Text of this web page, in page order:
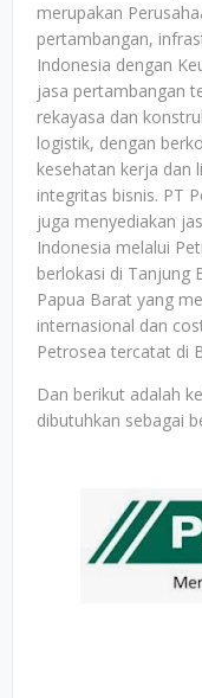
merupakan
pertambangan,
Indonesia dengan
jasa pertambangan
rekayasa dan
logistik, dengan
kesehatan kerja dan
integritas bisnis. PT
juga menyediakan
Indonesia melalui
berlokasi di Tanjung
Papua Barat yang
internasional dan
Petrosea tercatat di
Dan berikut adalah
dibutuhkan sebagai